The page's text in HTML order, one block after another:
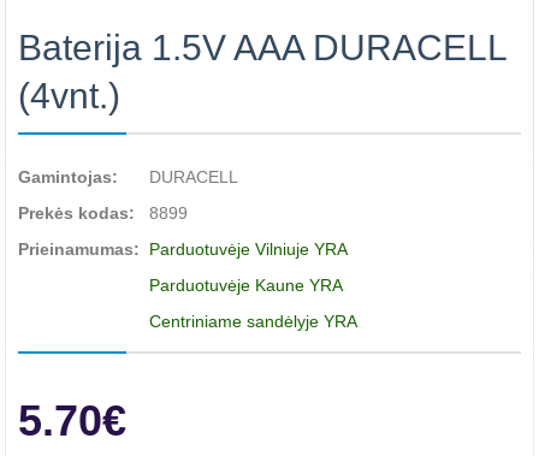
Baterija 1.5V AAA DURACELL
(4vnt.)
Gamintojas:
DURACELL
Prekės kodas:
8899
Prieinamumas:
Parduotuvėje Vilniuje YRA
Parduotuvėje Kaune YRA
Centriniame sandėlyje YRA
5.70€